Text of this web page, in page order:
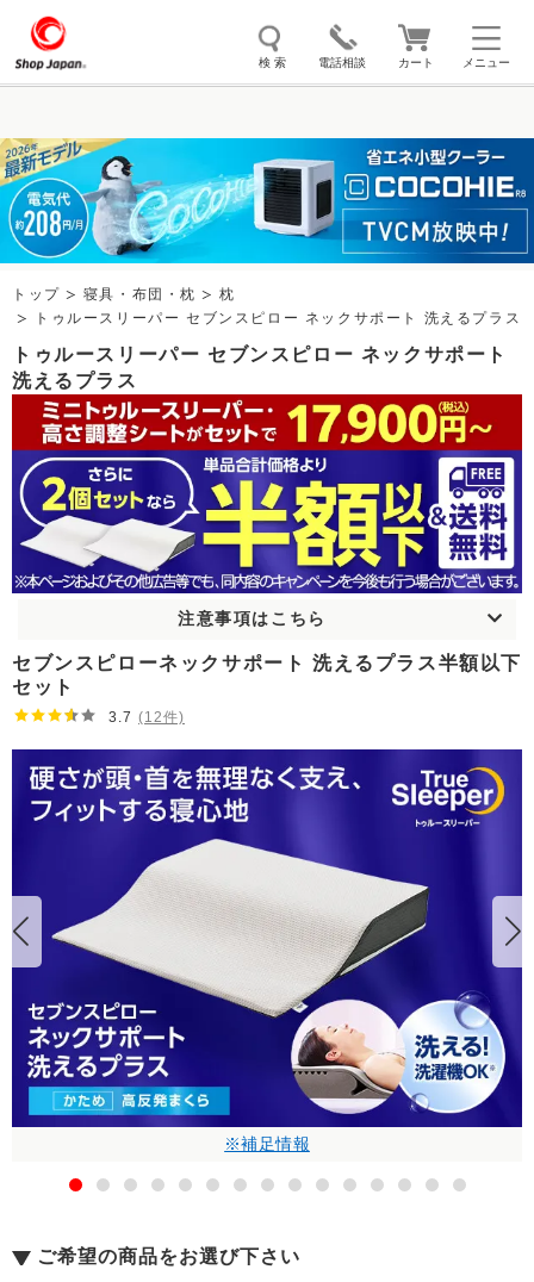
メニュー
検 索 電話相談 カート
トゥルースリーパー ここひえ 枕
掃除機 クッキングプロ 補聴器 マイキュット
エアコン オーラルスマイル
トップ 寝具・布団・枕
枕
トゥルースリーパー セブンスピロー ネックサポート 洗えるプラス
トゥルースリーパー セブンスピロー ネックサポート
洗えるプラス
注意事項はこちら
セブンスピローネックサポート 洗えるプラス半額以下
セット
3.7 (12件)
※補足情報
ご希望の商品をお選び下さい